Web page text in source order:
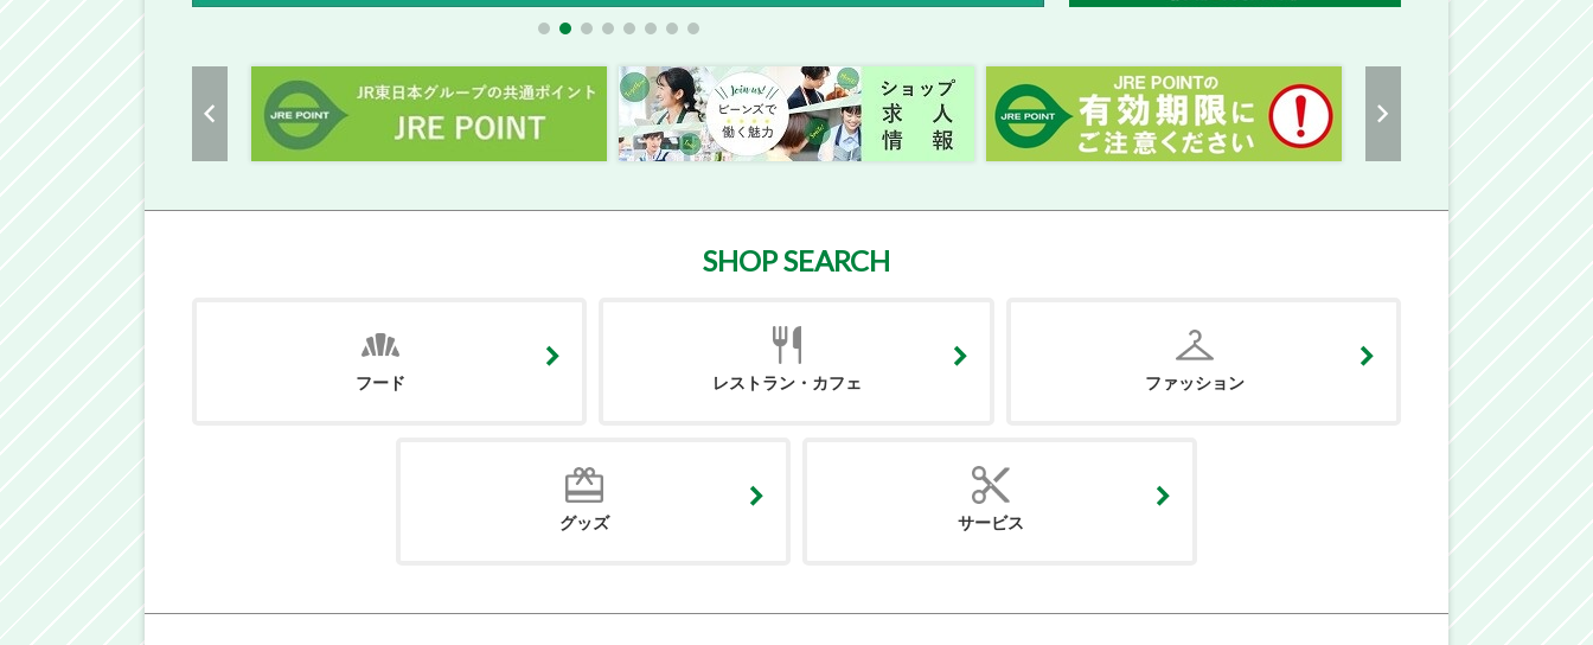
SHOP SEARCH
フード レストラン・カフェ ファッション
グッズ サービス